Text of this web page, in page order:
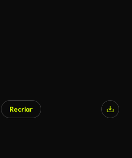
Recriar